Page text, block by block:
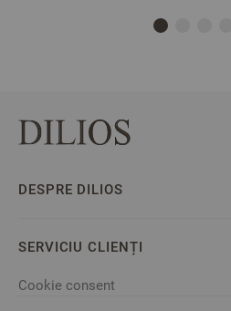
DESPRE DILIOS
SERVICIU CLIENȚI
Cookie consent